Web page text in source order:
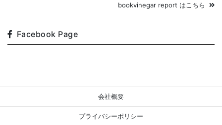
bookvinegar report はこちら
Facebook Page
会社概要
プライバシーポリシー